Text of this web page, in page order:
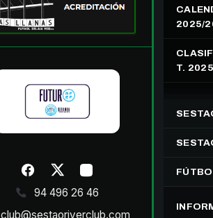
2025/
T.
94 496 26 46
club@sestaoriverclub.com